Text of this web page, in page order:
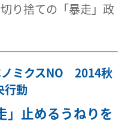
り捨ての「暴走」政
ノミクスNO 2014秋
動
」止めるうねりを